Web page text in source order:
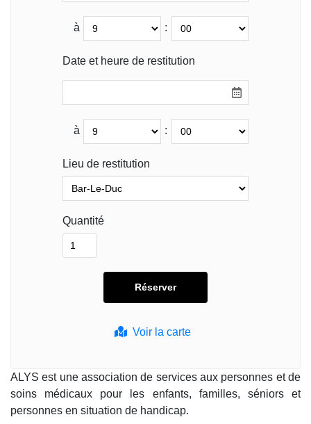
Voir la carte
à :
Date et heure de restitution
à :
Lieu de restitution
Quantité
ALYS est une association de services aux personnes et de
soins médicaux pour les enfants, familles, séniors et
personnes en situation de handicap.